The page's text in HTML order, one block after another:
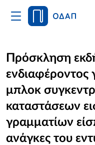
Άνοιγμα
Κυρίως
Αρχική
Οργανισμός
Υπηρεσίες
Νέα
Πρόσκληση
ενδιαφέροντος
μπλοκ
καταστάσεων
γραμματίων
ανάγκες του